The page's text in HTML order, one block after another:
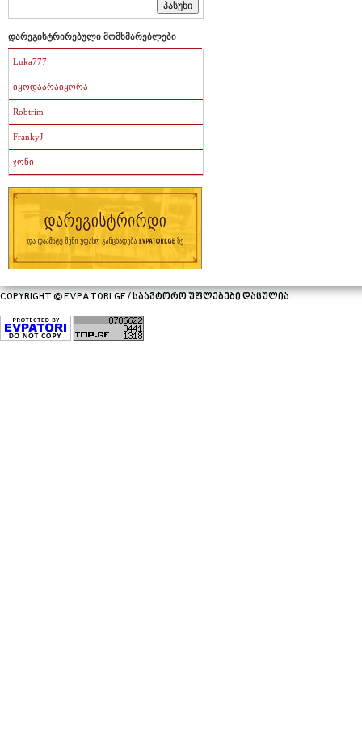
დარეგისტრირებული მომხმარებლები
Luka777
იყოდაარაიყორა
Robtrim
FrankyJ
ჯონი
COPYRIGHT © EVPATORI.GE / საავტორო უფლებები დაცულია